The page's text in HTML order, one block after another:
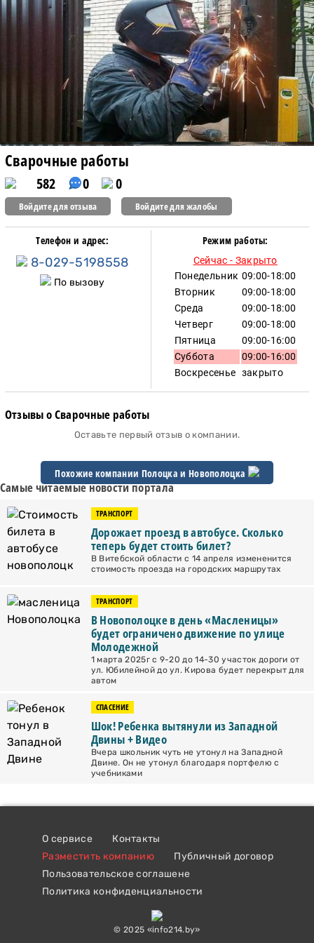
Сварочные работы
582 0 0
Войдите для отзыва Войдите для жалобы
Телефон и адрес:
8-029-5198558
По вызову
Режим работы:
Сейчас - Закрыто
Понедельник 09:00-18:00
Вторник
09:00-18:00
Среда
09:00-18:00
Четверг
09:00-18:00
Пятница
09:00-16:00
Суббота
09:00-16:00
Воскресенье закрыто
Отзывы о Сварочные работы
Оставьте первый отзыв о компании.
Похожие компании Полоцка и Новополоцка
Самые читаемые новости портала
ТРАНСПОРТ
Дорожает проезд в автобусе. Сколько
теперь будет стоить билет?
В Витебской области с 14 апреля измененится
стоимость проезда на городских маршрутах
ТРАНСПОРТ
В Новополоцке в день «Масленицы»
будет ограничено движение по улице
Молодежной
1 марта 2025г с 9-20 до 14-30 участок дороги от
ул. Юбилейной до ул. Кирова будет перекрыт для
автом
СПАСЕНИЕ
Шок! Ребенка вытянули из Западной
Двины + Видео
Вчера школьник чуть не утонул на Западной
Двине. Он не утонул благодаря портфелю с
учебниками
О сервисе
Контакты
Разместить компанию
Публичный договор
Пользовательское соглашене
Политика конфиденциальности
© 2025 «info214.by»